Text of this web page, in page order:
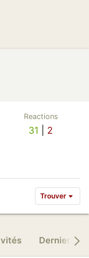
Reactions
31 2
Trouver
Derniers